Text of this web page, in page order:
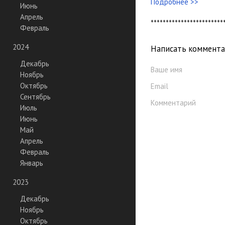
Июнь
Апрель
Февраль
2024
Декабрь
Ноябрь
Октябрь
Сентябрь
Июль
Июнь
Май
Апрель
Февраль
Январь
2023
Декабрь
Ноябрь
Октябрь
Написать
Ваше имя
Email
Комментарий